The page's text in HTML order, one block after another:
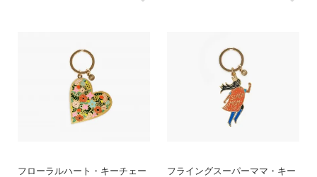
フローラルハート・キーチェー
フライングスーパーママ・キー